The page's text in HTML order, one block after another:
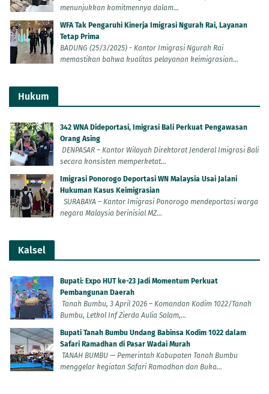
menunjukkan komitmennya dalam...
WFA Tak Pengaruhi Kinerja Imigrasi Ngurah Rai, Layanan
Tetap Prima
BADUNG (25/3/2025) - Kantor Imigrasi Ngurah Rai
memastikan bahwa kualitas pelayanan keimigrasian...
Hukum
342 WNA Dideportasi, Imigrasi Bali Perkuat Pengawasan
Orang Asing
DENPASAR – Kantor Wilayah Direktorat Jenderal Imigrasi Bali
secara konsisten memperketat...
Imigrasi Ponorogo Deportasi WN Malaysia Usai Jalani
Hukuman Kasus Keimigrasian
SURABAYA – Kantor Imigrasi Ponorogo mendeportasi warga
negara Malaysia berinisial MZ...
Kalsel
Bupati: Expo HUT ke-23 Jadi Momentum Perkuat
Pembangunan Daerah
Tanah Bumbu, 3 April 2026 – Komandan Kodim 1022/Tanah
Bumbu, Letkol Inf Zierda Aulia Salam,...
Bupati Tanah Bumbu Undang Babinsa Kodim 1022 dalam
Safari Ramadhan di Pasar Wadai Murah
TANAH BUMBU — Pemerintah Kabupaten Tanah Bumbu
menggelar kegiatan Safari Ramadhan dan Buka...